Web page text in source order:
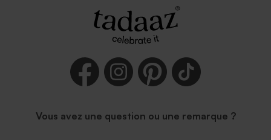
Vous avez une question ou une remarque ?